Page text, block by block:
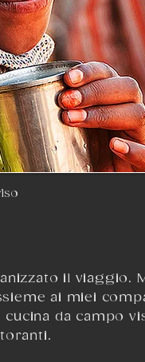
il viaggio.
ai miei
da campo